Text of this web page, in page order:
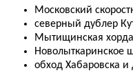
Московский
северный дублер
Мытищинская
Новолыткаринское
обход Хабаровска и